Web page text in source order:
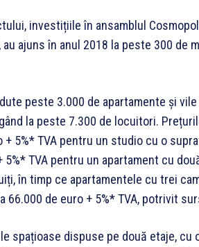
investițiile în ansamblul
ajuns în anul 2018 la peste 300 de
peste 3.000 de apartamente și
la peste 7.300 de locuitori.
5%* TVA pentru un studio cu o
TVA pentru un apartament cu
în timp ce apartamentele cu trei
de euro + 5%* TVA, potrivit
spațioase dispuse pe două etaje, cu